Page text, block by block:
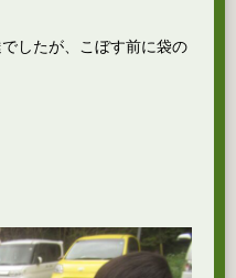
したが、こぼす前に袋の